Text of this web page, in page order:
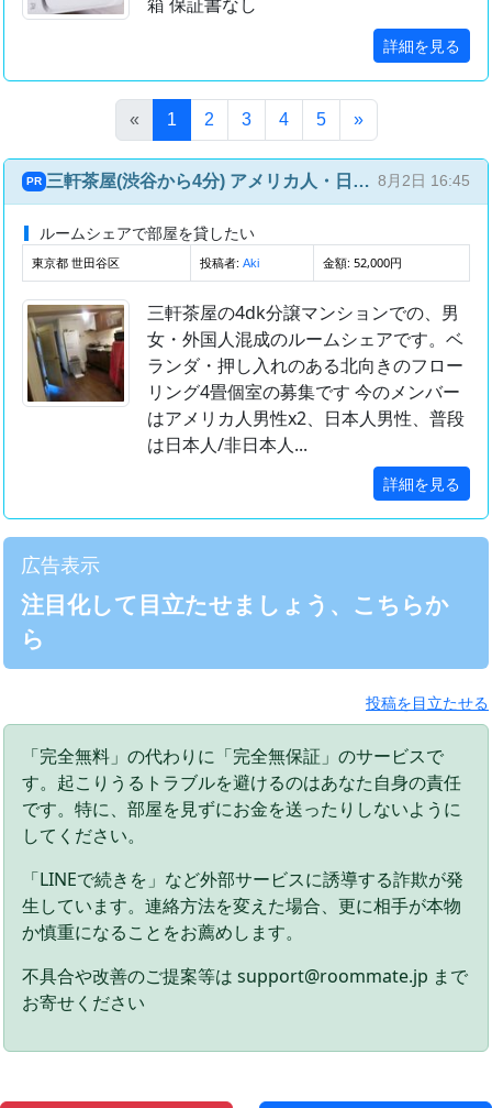
詳細を見る
« 1 (このページ)
2 3 4 5 »
PR 三軒茶屋(渋谷から4分) アメリカ人・日本人との国際ルームシェア(4部屋4人) 8月2日 16:45
ルームシェアで部屋を貸したい
東京都 世田谷区 投稿者: Aki 金額: 52,000円
三軒茶屋の4dk分譲マンションでの、男
女・外国人混成のルームシェアです。ベ
ランダ・押し入れのある北向きのフロー
リング4畳個室の募集です 今のメンバー
はアメリカ人男性x2、日本人男性、普段
は日本人/非日本人...
詳細を見る
広告表示
注目化して目立たせましょう、こちらか
ら
投稿を目立たせる
「完全無料」の代わりに「完全無保証」のサービスで
す。起こりうるトラブルを避けるのはあなた自身の責任
です。特に、部屋を見ずにお金を送ったりしないように
してください。
「LINEで続きを」など外部サービスに誘導する詐欺が発
生しています。連絡方法を変えた場合、更に相手が本物
か慎重になることをお薦めします。
不具合や改善のご提案等は support@roommate.jp まで
お寄せください